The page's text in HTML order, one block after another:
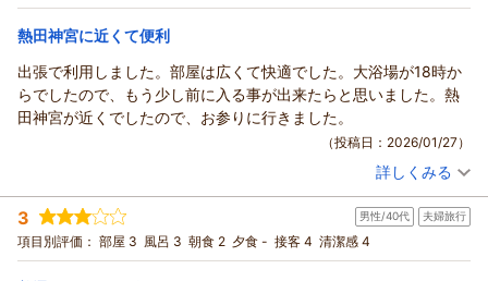
宿泊価格帯： 6,001～7,000円(大人一人あたり/税込)
よっちゃん様
昨年当館をご利用いただきありがとうございました。
これからもお客様に喜んでいただけるよう、努めてまいりま
（返信日：2026/02/16）
熱田神宮に近くて便利
出張で利用しました。部屋は広くて快適でした。大浴場が18時か
らでしたので、もう少し前に入る事が出来たらと思いました。熱
田神宮が近くでしたので、お参りに行きました。
（投稿日：2026/01/27）
投稿者： ひでさん(男性/50代)
宿泊プラン： ☆ビジネスマン応援！シングルプラン（朝食無料サービス）☆
シングル 朝のみ
宿泊価格帯： 6,001～7,000円(大人一人あたり/税込)
詳しくみる
3 男性/40代 夫婦旅行
項目別評価： 部屋 3 風呂 3 朝食 2 夕食 - 接客 4 清潔感 4